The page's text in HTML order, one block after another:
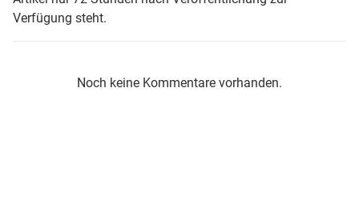
Verfügung steht.
Noch keine Kommentare vorhanden.